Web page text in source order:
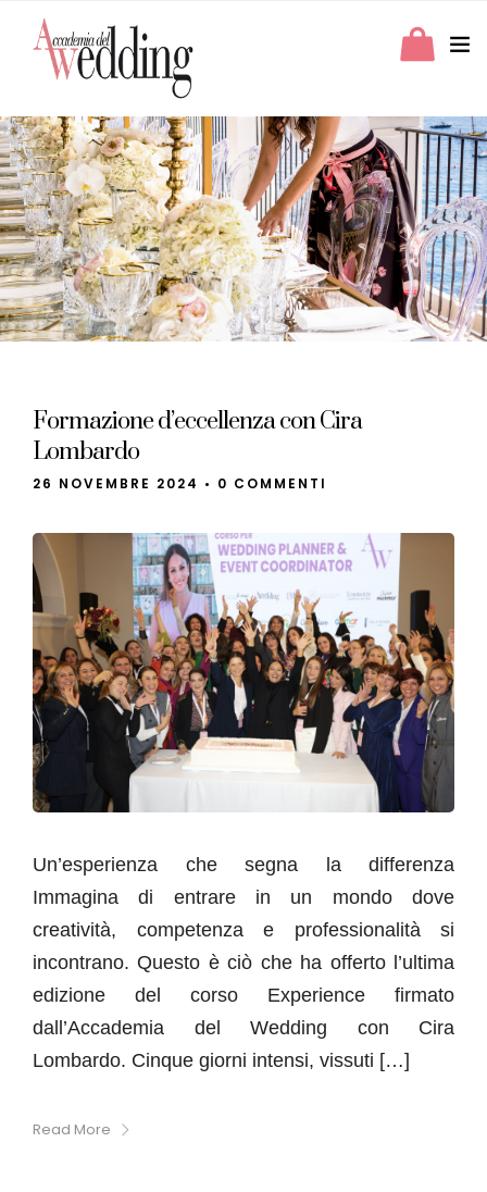
Formazione d’eccellenza con Cira
Lombardo
26 NOVEMBRE 2024 • 0 COMMENTI
Un’esperienza che segna la differenza
Immagina di entrare in un mondo dove
creatività, competenza e professionalità si
incontrano. Questo è ciò che ha offerto l’ultima
edizione del corso Experience firmato
dall’Accademia del Wedding con Cira
Lombardo. Cinque giorni intensi, vissuti […]
Read More